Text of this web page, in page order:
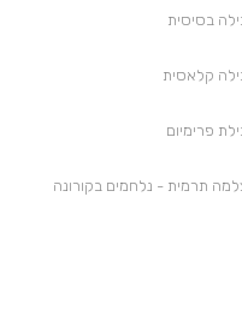
בסיסית
קלאסית
פרימיום
תרמית - נלחמים בקורונה